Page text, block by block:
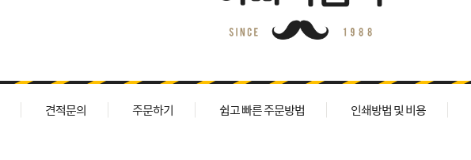
견적문의 주문하기 쉽고 빠른 주문방법 인쇄방법 및 비용